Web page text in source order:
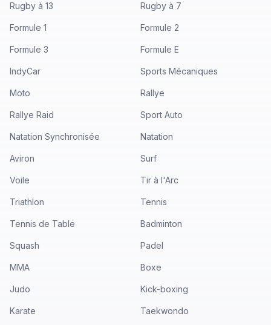
Rugby à 13 Rugby à 7
Formule 1 Formule 2
Formule 3 Formule E
IndyCar Sports Mécaniques
Moto Rallye
Rallye Raid Sport Auto
Natation Synchronisée Natation
Aviron Surf
Voile Tir à l'Arc
Triathlon Tennis
Tennis de Table Badminton
Squash Padel
MMA Boxe
Judo Kick-boxing
Karate Taekwondo